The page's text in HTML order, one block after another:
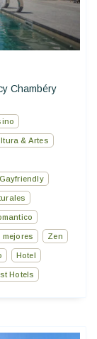
Chambéry
& Artes
Gayfriendly
mejores Zen
Hotel
Hotels